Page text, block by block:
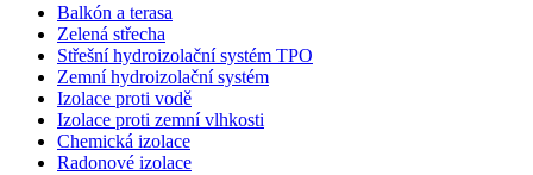
Balkón a terasa
Zelená střecha
Střešní hydroizolační systém TPO
Zemní hydroizolační systém
Izolace proti vodě
Izolace proti zemní vlhkosti
Chemická izolace
Radonové izolace